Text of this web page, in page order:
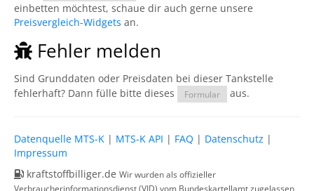
einbetten möchtest, schaue dir auch gerne unsere
Preisvergleich-Widgets an.
Fehler melden
Sind Grunddaten oder Preisdaten bei dieser Tankstelle
fehlerhaft? Dann fülle bitte dieses
Formular aus.
Datenquelle MTS-K | MTS-K API | FAQ | Datenschutz |
Impressum
kraftstoffbilliger.de Wir wurden als offizieller
Verbraucherinformationsdienst (VID) vom Bundeskartellamt zugelassen